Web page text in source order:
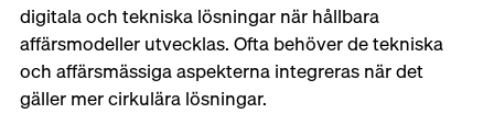
digitala och tekniska lösningar när hållbara
affärsmodeller utvecklas. Ofta behöver de tekniska
och affärsmässiga aspekterna integreras när det
gäller mer cirkulära lösningar.